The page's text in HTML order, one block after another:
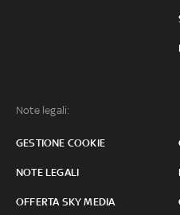
Note legali:
GESTIONE COOKIE
NOTE LEGALI
OFFERTA SKY MEDIA